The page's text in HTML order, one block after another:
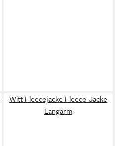
Witt Fleecejacke Fleece-Jacke
Langarm